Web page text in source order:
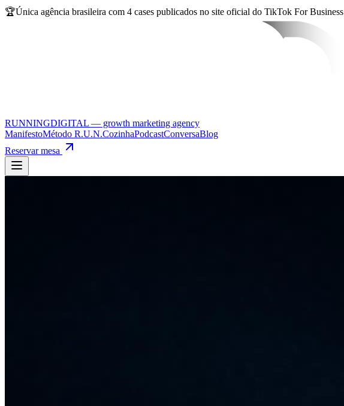
🏆Única agência brasileira com 4 cases publicados no site oficial do TikTok For Business
RUNNINGDIGITAL — growth marketing agency
ManifestoMétodo R.U.N.CozinhaPodcastConversaBlog
Reservar mesa